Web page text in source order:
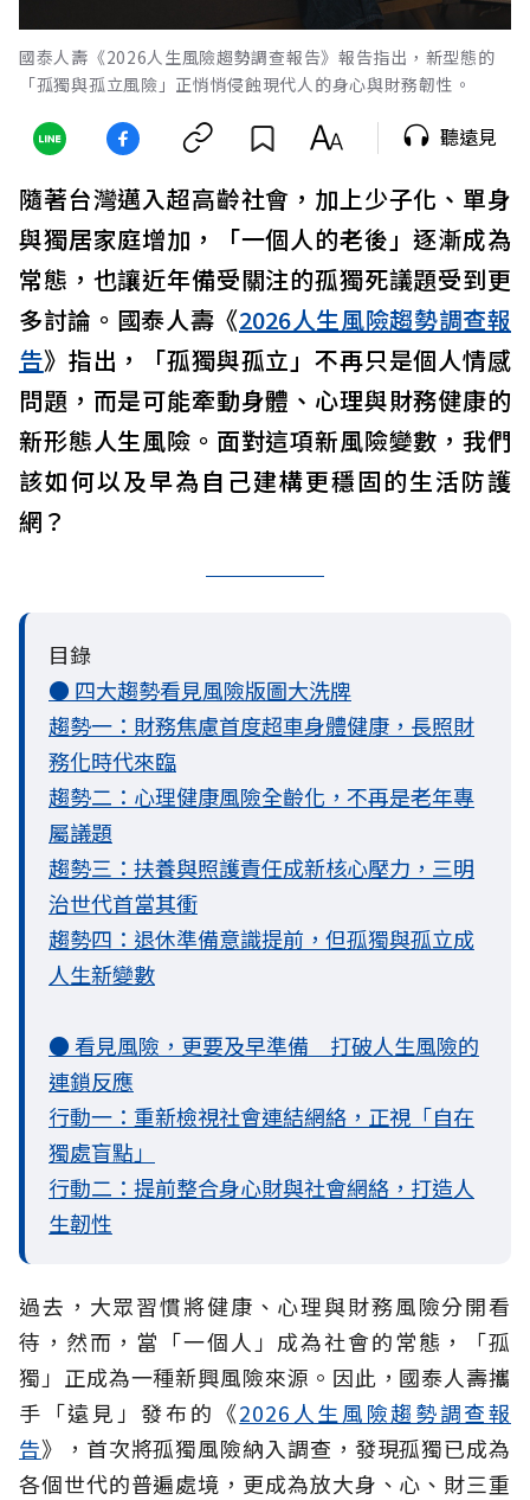
國泰人壽《2026人生風險趨勢調查報告》報告指出，新型態的
「孤獨與孤立風險」正悄悄侵蝕現代人的身心與財務韌性。
聽遠見
隨著台灣邁入超高齡社會，加上少子化、單身
與獨居家庭增加，「一個人的老後」逐漸成為
常態，也讓近年備受關注的孤獨死議題受到更
多討論。國泰人壽《2026人生風險趨勢調查報
告》指出，「孤獨與孤立」不再只是個人情感
問題，而是可能牽動身體、心理與財務健康的
新形態人生風險。面對這項新風險變數，我們
該如何以及早為自己建構更穩固的生活防護
網？
目錄
● 四大趨勢看見風險版圖大洗牌
趨勢一：財務焦慮首度超車身體健康，長照財
務化時代來臨
趨勢二：心理健康風險全齡化，不再是老年專
屬議題
趨勢三：扶養與照護責任成新核心壓力，三明
治世代首當其衝
趨勢四：退休準備意識提前，但孤獨與孤立成
人生新變數
● 看見風險，更要及早準備 打破人生風險的
連鎖反應
行動一：重新檢視社會連結網絡，正視「自在
獨處盲點」
行動二：提前整合身心財與社會網絡，打造人
生韌性
過去，大眾習慣將健康、心理與財務風險分開看
待，然而，當「一個人」成為社會的常態，「孤
獨」正成為一種新興風險來源。因此，國泰人壽攜
手「遠見」發布的《2026人生風險趨勢調查報
告》，首次將孤獨風險納入調查，發現孤獨已成為
各個世代的普遍處境，更成為放大身、心、財三重